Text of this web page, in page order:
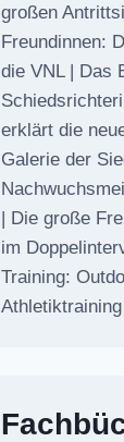
großen
Freundinnen:
die VNL | Das
erklärt die
Galerie der
| Die große
im
Training: